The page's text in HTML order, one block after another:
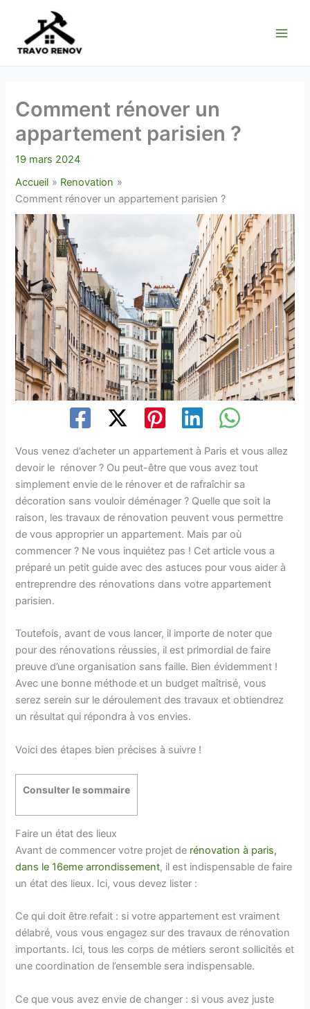
contenu
Comment rénover un
appartement parisien ?
19 mars 2024
Accueil
Renovation
Comment rénover un appartement parisien ?
Vous venez d’acheter un appartement à Paris et vous allez
devoir le rénover ? Ou peut-être que vous avez tout
simplement envie de le rénover et de rafraîchir sa
décoration sans vouloir déménager ? Quelle que soit la
raison, les travaux de rénovation peuvent vous permettre
de vous approprier un appartement. Mais par où
commencer ? Ne vous inquiétez pas ! Cet article vous a
préparé un petit guide avec des astuces pour vous aider à
entreprendre des rénovations dans votre appartement
parisien.
Toutefois, avant de vous lancer, il importe de noter que
pour des rénovations réussies, il est primordial de faire
preuve d’une organisation sans faille. Bien évidemment !
Avec une bonne méthode et un budget maîtrisé, vous
serez serein sur le déroulement des travaux et obtiendrez
un résultat qui répondra à vos envies.
Voici des étapes bien précises à suivre !
Consulter le sommaire
Faire un état des lieux
Avant de commencer votre projet de rénovation à paris,
dans le 16eme arrondissement, il est indispensable de faire
un état des lieux. Ici, vous devez lister :
Ce qui doit être refait : si votre appartement est vraiment
délabré, vous vous engagez sur des travaux de rénovation
importants. Ici, tous les corps de métiers seront sollicités et
une coordination de l’ensemble sera indispensable.
Ce que vous avez envie de changer : si vous avez juste